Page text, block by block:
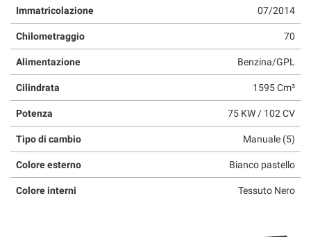
Immatricolazione 07/2014
Chilometraggio 70
Alimentazione Benzina/GPL
Cilindrata 1595 Cm³
Potenza 75 KW / 102 CV
Tipo di cambio Manuale (5)
Colore esterno Bianco pastello
Colore interni Tessuto Nero